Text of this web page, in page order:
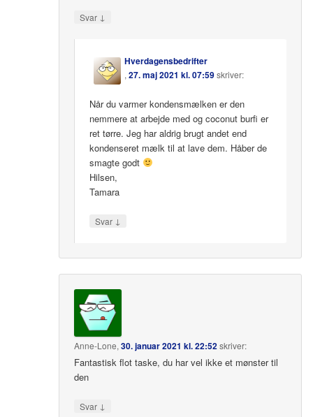
Svar ↓
Hverdagensbedrifter
,27. maj 2021 kl. 07:59skriver:
Når du varmer kondensmælken er den
nemmere at arbejde med og coconut burfi er
ret tørre. Jeg har aldrig brugt andet end
kondenseret mælk til at lave dem. Håber de
smagte godt
Hilsen,
Tamara
Svar ↓
Anne-Lone,30. januar 2021 kl. 22:52skriver:
Fantastisk flot taske, du har vel ikke et mønster til
den
Svar ↓